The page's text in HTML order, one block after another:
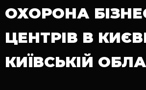
ОХОРОНА
ЦЕНТРІВ В
КИЇВСЬКІЙ